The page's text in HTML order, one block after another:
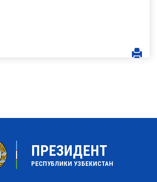
ПРЕЗИДЕНТ
РЕСПУБЛИКИ УЗБЕКИСТАН